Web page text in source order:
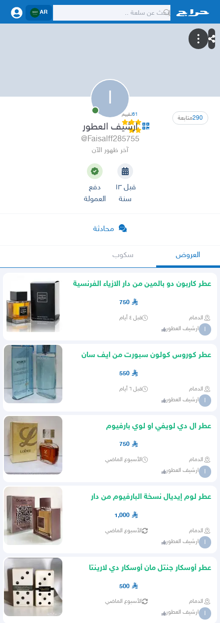
AR
ا
290متابعة 61تقييم
ارشيف العطور
@Faisalff285755
آخر ظهور الآن
قبل ١٣
سنة
دفع
العمولة
محادثة
العروض سكوب
عطر كاربون دو بالمين من دار الازياء الفرنسية
750
الدمام قبل ٤ أيام
ا ارشيف العطور
عطر كوروس كولون سبورت من ايف سان
550
الدمام قبل ٦ أيام
ا ارشيف العطور
عطر ال دي لويفي او لوي بارفيوم
750
الدمام الأسبوع الماضي
ا ارشيف العطور
عطر لوم إيديال نسخة البارفيوم من دار
1,000
الدمام الأسبوع الماضي
ا ارشيف العطور
عطر أوسكار جنتل مان أوسكار دي لارينتا
500
الدمام الأسبوع الماضي
ا ارشيف العطور